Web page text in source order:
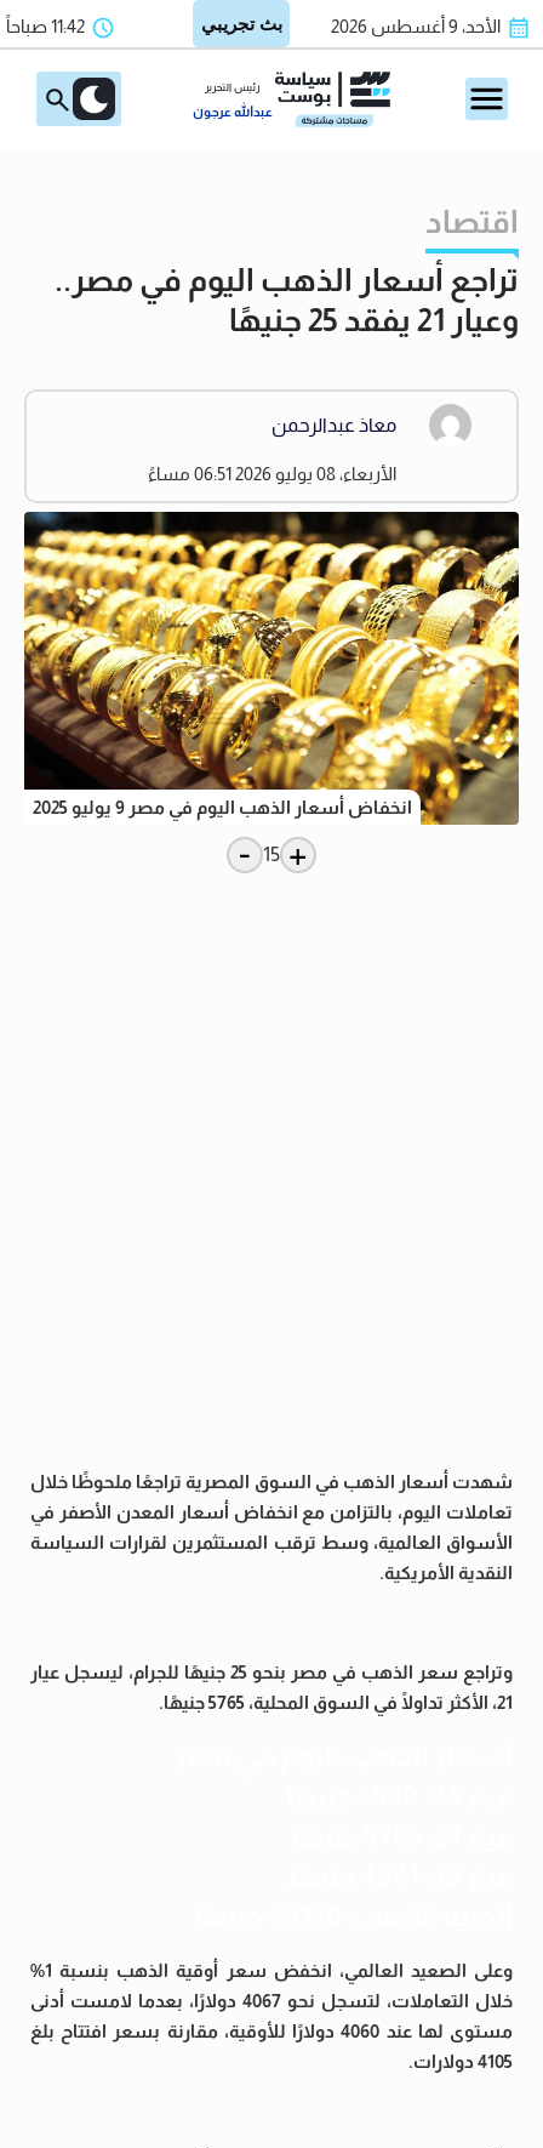
الأحد، 9 أغسطس 2026 11:42 صباحاً
رئيس التحرير
عبدالله عرجون
اقتصاد
تراجع أسعار الذهب اليوم في مصر..
وعيار 21 يفقد 25 جنيهًا
معاذ عبدالرحمن
الأربعاء، 08 يوليو 2026 06:51 مساءً
انخفاض أسعار الذهب اليوم في مصر 9 يوليو 2025
+
15
-
شهدت أسعار الذهب في السوق المصرية تراجعًا ملحوظًا خلال
تعاملات اليوم، بالتزامن مع انخفاض أسعار المعدن الأصفر في
الأسواق العالمية، وسط ترقب المستثمرين لقرارات السياسة
النقدية الأمريكية.
وتراجع سعر الذهب في مصر بنحو 25 جنيهًا للجرام، ليسجل عيار
21، الأكثر تداولًا في السوق المحلية، 5765 جنيهًا.
وعلى الصعيد العالمي، انخفض سعر أوقية الذهب بنسبة 1%
خلال التعاملات، لتسجل نحو 4067 دولارًا، بعدما لامست أدنى
مستوى لها عند 4060 دولارًا للأوقية، مقارنة بسعر افتتاح بلغ
4105 دولارات.